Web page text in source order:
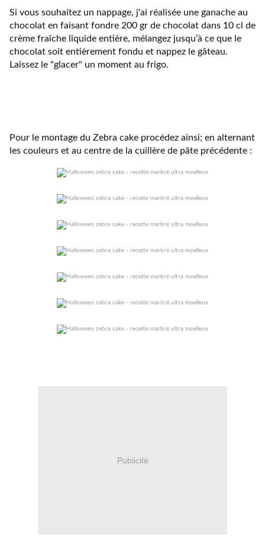
Si vous souhaitez un nappage, j'ai réalisée une ganache au
chocolat en faisant fondre 200 gr de chocolat dans 10 cl de
crème fraîche liquide entière, mélangez jusqu’à ce que le
chocolat soit entièrement fondu et nappez le gâteau.
Laissez le "glacer" un moment au frigo.
Pour le montage du Zebra cake procédez ainsi; en alternant
les couleurs et au centre de la cuillère de pâte précédente :
Publicité